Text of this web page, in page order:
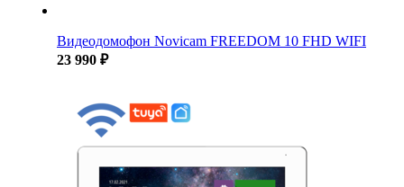
Видеодомофон Novicam FREEDOM 10 FHD WIFI
23 990 ₽